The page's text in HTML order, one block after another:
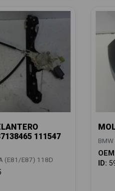
111547
(E81/E87) 118D
ID: